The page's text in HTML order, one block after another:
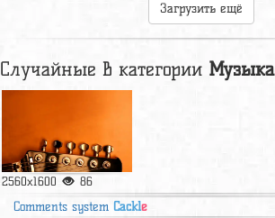
Загрузить ещё
Случайные в категории Музыка
2560x1600 86
Comments system Cackle